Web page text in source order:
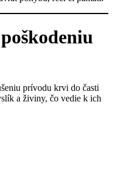
prívodu krvi do časti
a živiny, čo vedie k ich